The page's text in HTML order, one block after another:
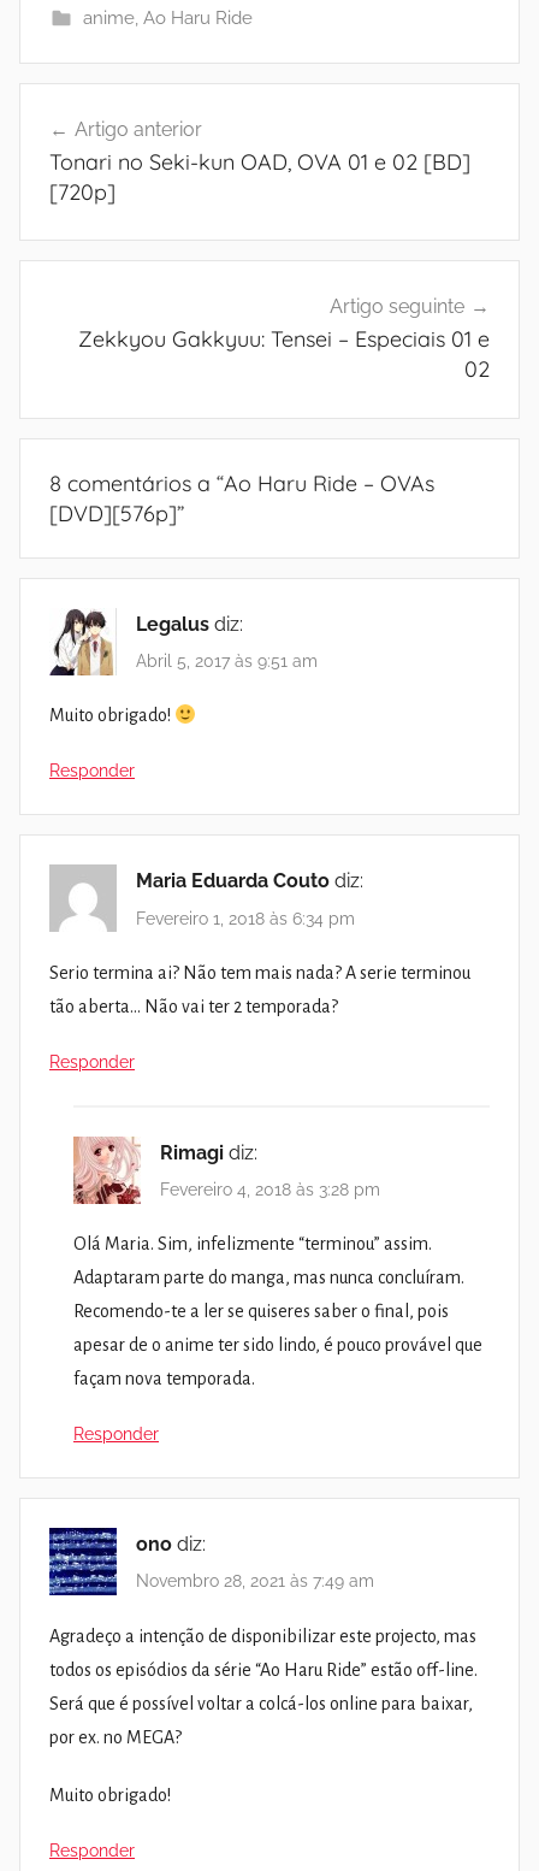
anime, Ao Haru Ride
de
artigos
Artigo anterior
Tonari no Seki-kun OAD, OVA 01 e 02 [BD]
[720p]
Artigo seguinte
Zekkyou Gakkyuu: Tensei – Especiais 01 e
02
8 comentários a “Ao Haru Ride – OVAs
[DVD][576p]”
Legalus diz:
Abril 5, 2017 às 9:51 am
Muito obrigado!
Responder
Maria Eduarda Couto diz:
Fevereiro 1, 2018 às 6:34 pm
Serio termina ai? Não tem mais nada? A serie terminou
tão aberta… Não vai ter 2 temporada?
Responder
Rimagi diz:
Fevereiro 4, 2018 às 3:28 pm
Olá Maria. Sim, infelizmente “terminou” assim.
Adaptaram parte do manga, mas nunca concluíram.
Recomendo-te a ler se quiseres saber o final, pois
apesar de o anime ter sido lindo, é pouco provável que
façam nova temporada.
Responder
ono diz:
Novembro 28, 2021 às 7:49 am
Agradeço a intenção de disponibilizar este projecto, mas
todos os episódios da série “Ao Haru Ride” estão off-line.
Será que é possível voltar a colcá-los online para baixar,
por ex. no MEGA?
Muito obrigado!
Responder